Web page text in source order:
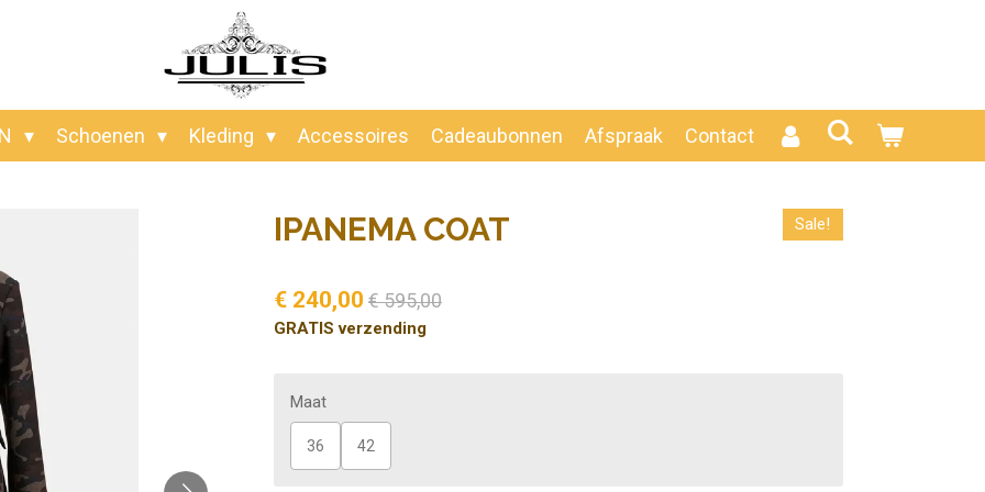
Schoenen Kleding Accessoires Cadeaubonnen Afspraak Contact
IPANEMA COAT Sale!
€ 240,00 € 595,00
GRATIS verzending
Maat
36 42